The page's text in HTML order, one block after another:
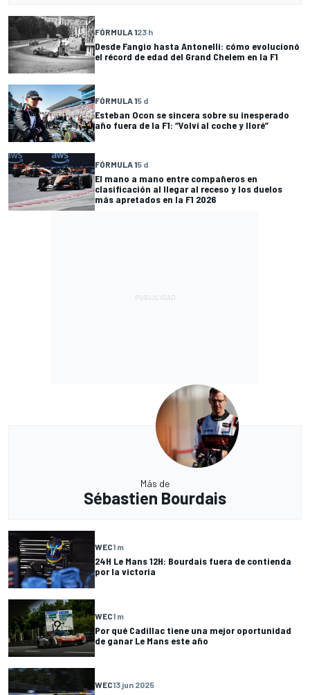
FÓRMULA 123 h
Desde Fangio hasta Antonelli: cómo evolucionó
el récord de edad del Grand Chelem en la F1
FÓRMULA 15 d
Esteban Ocon se sincera sobre su inesperado
año fuera de la F1: “Volví al coche y lloré”
FÓRMULA 15 d
El mano a mano entre compañeros en
clasificación al llegar al receso y los duelos
más apretados en la F1 2026
Más de
Sébastien Bourdais
WEC1 m
24H Le Mans 12H: Bourdais fuera de contienda
por la victoria
WEC1 m
Por qué Cadillac tiene una mejor oportunidad
de ganar Le Mans este año
WEC13 jun 2025